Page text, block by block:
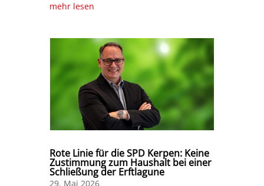
mehr lesen
Rote Linie für die SPD Kerpen: Keine
Zustimmung zum Haushalt bei einer
Schließung der Erftlagune
29. Mai 2026